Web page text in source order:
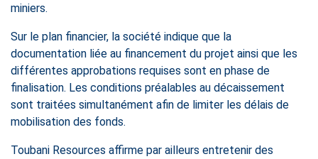
miniers.
Sur le plan financier, la société indique que la
documentation liée au financement du projet ainsi que les
différentes approbations requises sont en phase de
finalisation. Les conditions préalables au décaissement
sont traitées simultanément afin de limiter les délais de
mobilisation des fonds.
Toubani Resources affirme par ailleurs entretenir des